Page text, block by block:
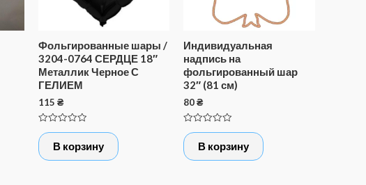
Фольгированные шары /
3204-0764 СЕРДЦЕ 18″
Металлик Черное С
ГЕЛИЕМ
115 ₴
Оценка
0
5
В корзину
Индивидуальная
надпись на
фольгированный шар
32″ (81 см)
80₴
Оценка
0
5
В корзину